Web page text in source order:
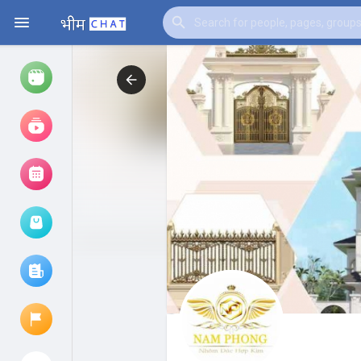
Reels
My events